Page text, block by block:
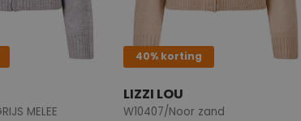
MELEE
40% korting
LIZZI LOU
W10407/Noor zand